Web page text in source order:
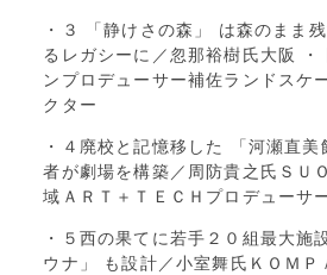
・３ 「静けさの森」 は森のまま
るレガシーに／忽那裕樹氏大阪 ・
ンプロデューサー補佐ランドスケ
クター
・４廃校と記憶移した 「河瀬直
者が劇場を構築／周防貴之氏ＳＵ
域ＡＲＴ＋ＴＥＣＨプロデューサ
・５西の果てに若手２０組最大施
ウナ」 も設計／小室舞氏ＫＯＭＰ